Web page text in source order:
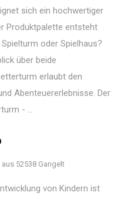
sich ein hochwertiger
Produktpalette entsteht
oder Spielhaus?
über beide
erlaubt den
Abenteuererlebnisse. Der
- ...
aus 52538 Gangelt
von Kindern ist